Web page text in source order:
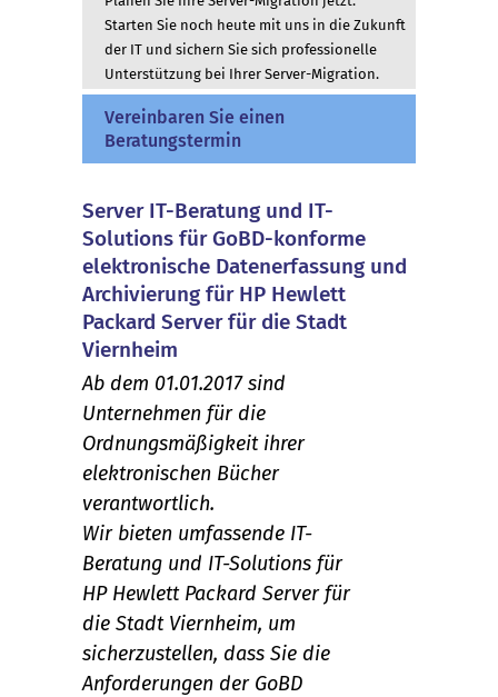
Starten Sie noch heute mit uns in die Zukunft
der IT und sichern Sie sich professionelle
Unterstützung bei Ihrer Server-Migration.
Vereinbaren Sie einen
Beratungstermin
Server IT-Beratung und IT-
Solutions für GoBD-konforme
elektronische Datenerfassung und
Archivierung für HP Hewlett
Packard Server für die Stadt
Viernheim
Ab dem 01.01.2017 sind
Unternehmen für die
Ordnungsmäßigkeit ihrer
elektronischen Bücher
verantwortlich.
Wir bieten umfassende IT-
Beratung und IT-Solutions für
HP Hewlett Packard Server für
die Stadt Viernheim, um
sicherzustellen, dass Sie die
Anforderungen der GoBD